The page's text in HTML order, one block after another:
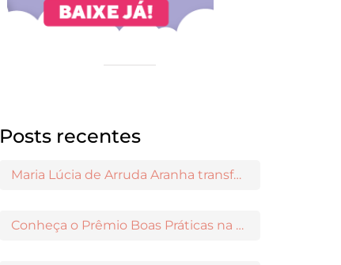
Posts recentes
Maria Lúcia de Arruda Aranha transformou o ensino de Filosofia no Brasil
Conheça o Prêmio Boas Práticas na Escola